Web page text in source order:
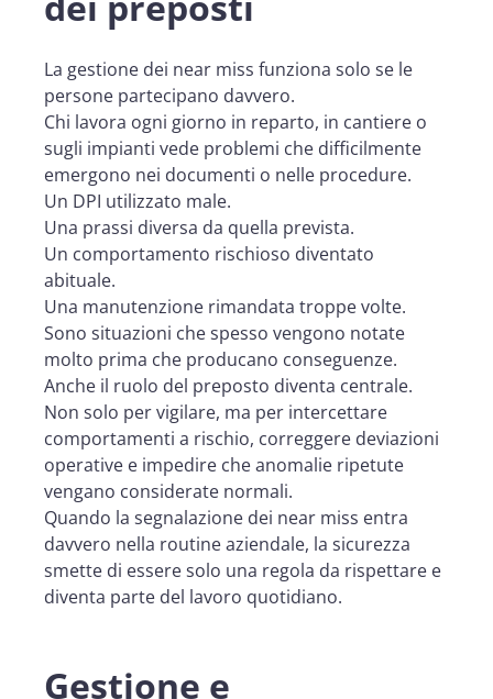
La gestione dei near miss funziona solo se le
persone partecipano davvero.
Chi lavora ogni giorno in reparto, in cantiere o
sugli impianti vede problemi che difficilmente
emergono nei documenti o nelle procedure.
Un DPI utilizzato male.
Una prassi diversa da quella prevista.
Un comportamento rischioso diventato
abituale.
Una manutenzione rimandata troppe volte.
Sono situazioni che spesso vengono notate
molto prima che producano conseguenze.
Anche il ruolo del preposto diventa centrale.
Non solo per vigilare, ma per intercettare
comportamenti a rischio, correggere deviazioni
operative e impedire che anomalie ripetute
vengano considerate normali.
Quando la segnalazione dei near miss entra
davvero nella routine aziendale, la sicurezza
smette di essere solo una regola da rispettare e
diventa parte del lavoro quotidiano.
Gestione e